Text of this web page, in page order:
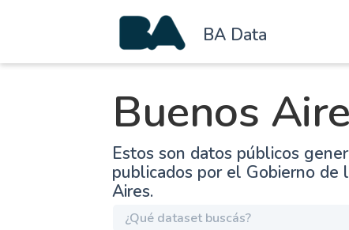
BA Data
Buenos
Estos son datos públicos
publicados por el Gobierno de
Aires.